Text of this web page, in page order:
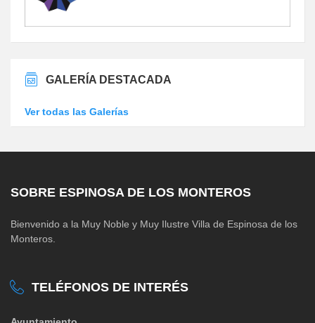
GALERÍA DESTACADA
Ver todas las Galerías
SOBRE ESPINOSA DE LOS MONTEROS
Bienvenido a la Muy Noble y Muy Ilustre Villa de Espinosa de los
Monteros.
TELÉFONOS DE INTERÉS